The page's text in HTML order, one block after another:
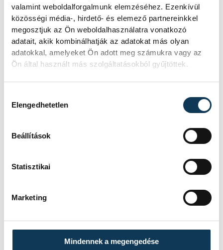
valamint weboldalforgalmunk elemzéséhez. Ezenkívül
közösségi média-, hirdető- és elemező partnereinkkel
megosztjuk az Ön weboldalhasználatra vonatkozó
adatait, akik kombinálhatják az adatokat más olyan
adatokkal, amelyeket Ön adott meg számukra vagy az
Ön által használt más szolgáltatásokból gyűjtöttek.
Elengedhetetlen
Beállítások
Statisztikai
Marketing
Mindennek a megengedése